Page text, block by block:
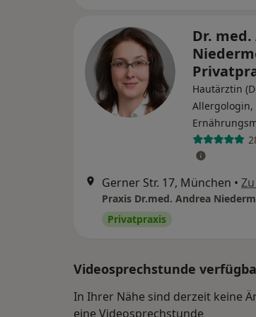
Dr.
Hautärztin
Allergologin,
Gerner Str. 17, München •
Privatpraxis
Videosprechstunde
In Ihrer Nähe sind derzeit keine
eine Videosprechstunde